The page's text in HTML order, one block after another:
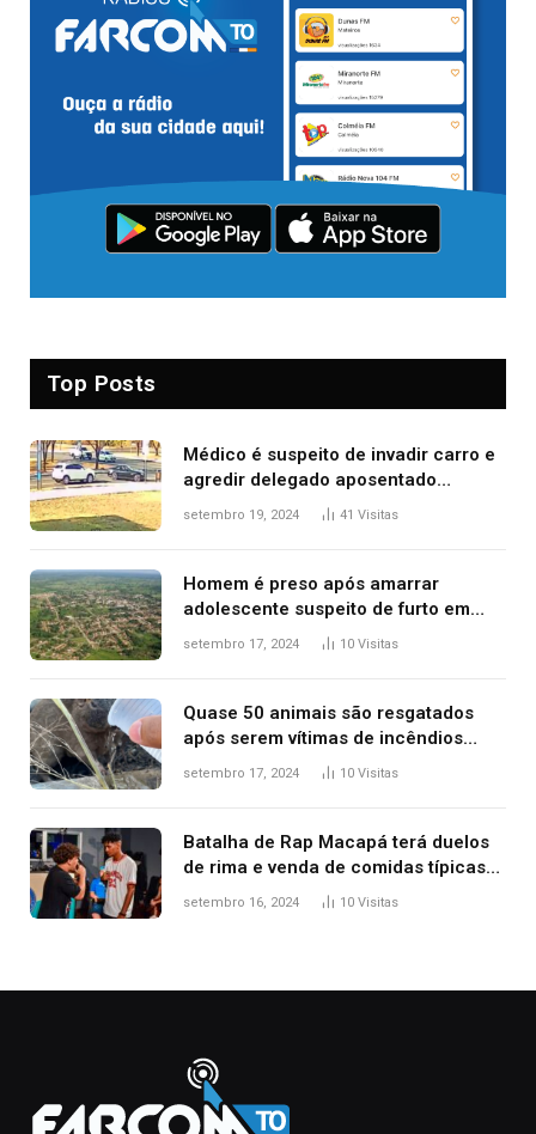
Top Posts
Médico é suspeito de invadir carro e
agredir delegado aposentado
durante confusão no trânsito
setembro 19, 2024 41 Visitas
Homem é preso após amarrar
adolescente suspeito de furto em
estaca de cerca e agredi-lo
setembro 17, 2024 10 Visitas
Quase 50 animais são resgatados
após serem vítimas de incêndios
florestais no Tocantins
setembro 17, 2024 10 Visitas
Batalha de Rap Macapá terá duelos
de rima e venda de comidas típicas
no Mercado Central
setembro 16, 2024 10 Visitas